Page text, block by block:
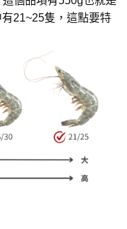
21~25隻，這點要特